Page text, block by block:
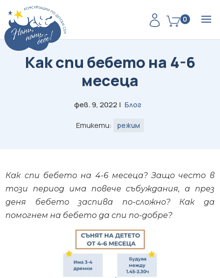
0
Как спи бебето на 4-6
месеца
фев. 9, 2022 | Блог
Етикети:
режим
Как спи бебето на 4-6 месеца? Защо често в
този период има повече събуждания, а през
деня бебето заспива по-сложно? Как да
помогнем на бебето да спи по-добре?